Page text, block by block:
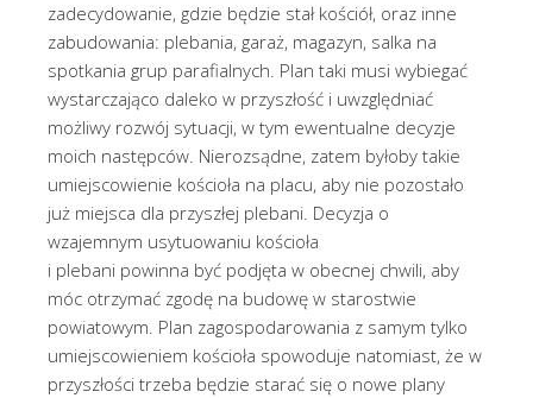
zadecydowanie, gdzie będzie stał kościół, oraz inne
zabudowania: plebania, garaż, magazyn, salka na
spotkania grup parafialnych. Plan taki musi wybiegać
wystarczająco daleko w przyszłość i uwzględniać
możliwy rozwój sytuacji, w tym ewentualne decyzje
moich następców. Nierozsądne, zatem byłoby takie
umiejscowienie kościoła na placu, aby nie pozostało
już miejsca dla przyszłej plebani. Decyzja o
wzajemnym usytuowaniu kościoła
i plebani powinna być podjęta w obecnej chwili, aby
móc otrzymać zgodę na budowę w starostwie
powiatowym. Plan zagospodarowania z samym tylko
umiejscowieniem kościoła spowoduje natomiast, że w
przyszłości trzeba będzie starać się o nowe plany